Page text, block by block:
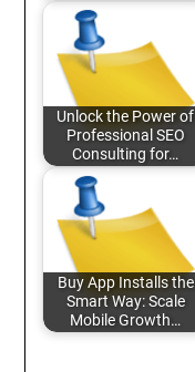
Unlock the Power of
Professional SEO
Consulting for…
Buy App Installs the
Smart Way: Scale
Mobile Growth…